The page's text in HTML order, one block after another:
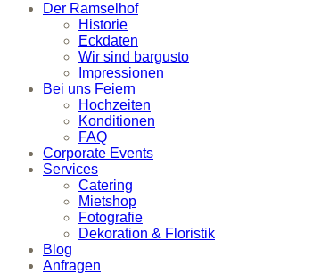
Der Ramselhof
Historie
Eckdaten
Wir sind bargusto
Impressionen
Bei uns Feiern
Hochzeiten
Konditionen
FAQ
Corporate Events
Services
Catering
Mietshop
Fotografie
Dekoration & Floristik
Blog
Anfragen